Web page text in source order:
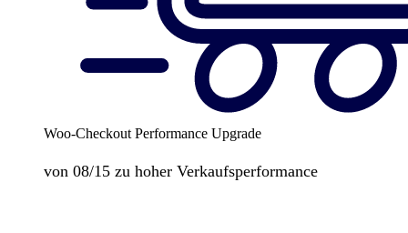
Woo-Checkout Performance Upgrade
von 08/15 zu hoher Verkaufsperformance